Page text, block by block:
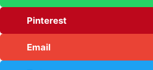
Pinterest
Email